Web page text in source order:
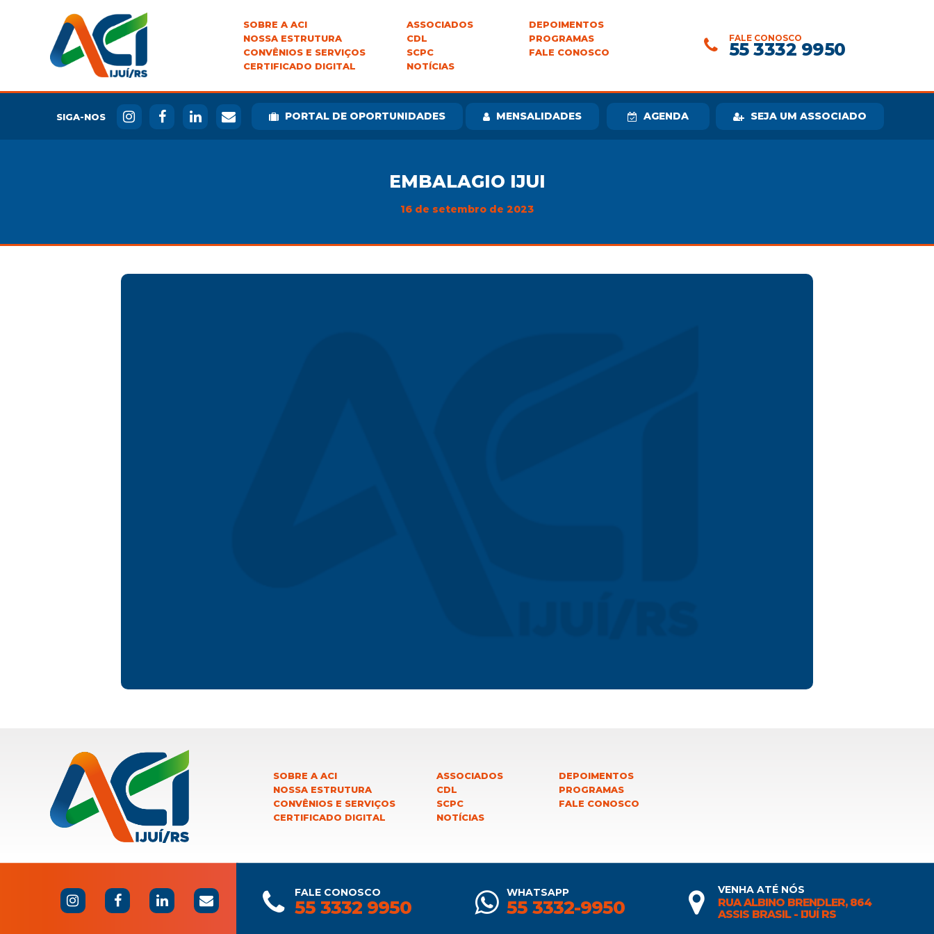
SOBRE A ACI
NOSSA ESTRUTURA
CONVÊNIOS E SERVIÇOS
CERTIFICADO DIGITAL
ASSOCIADOS
CDL
SCPC
NOTÍCIAS
DEPOIMENTOS
PROGRAMAS
FALE CONOSCO
FALE CONOSCO
55 3332 9950
SIGA-NOS PORTAL DE OPORTUNIDADES MENSALIDADES AGENDA SEJA UM ASSOCIADO
EMBALAGIO IJUI
16 de setembro de 2023
SOBRE A ACI
NOSSA ESTRUTURA
CONVÊNIOS E SERVIÇOS
CERTIFICADO DIGITAL
ASSOCIADOS
CDL
SCPC
NOTÍCIAS
DEPOIMENTOS
PROGRAMAS
FALE CONOSCO
FALE CONOSCO
55 3332 9950
WHATSAPP
55 3332-9950
VENHA ATÉ NÓS
RUA ALBINO BRENDLER, 864
ASSIS BRASIL - IJUÍ RS